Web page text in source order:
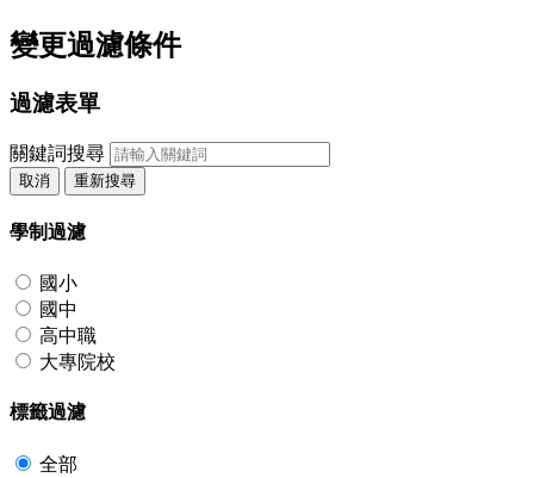
變更過濾條件
過濾表單
關鍵詞搜尋
取消 重新搜尋
學制過濾
國小
國中
高中職
大專院校
標籤過濾
全部